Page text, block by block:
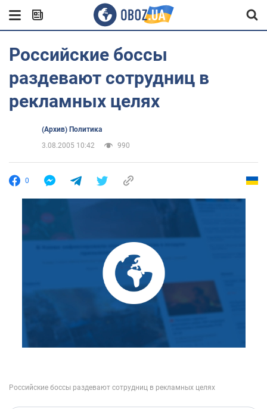
Российские боссы
раздевают сотрудниц в
рекламных целях
(Архив) Политика
3.08.2005 10:42
990
0